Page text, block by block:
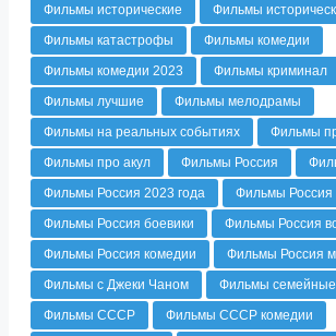
Фильмы исторические
Фильмы
Фильмы катастрофы
Фильмы комедии
Фильмы комедии 2023
Фильмы криминал
Фильмы лучшие
Фильмы мелодрамы
Фильмы на реальных событиях
Фильмы
Фильмы про акул
Фильмы Россия
Фильмы Россия 2023 года
Фильмы Россия
Фильмы Россия боевики
Фильмы Россия
Фильмы Россия комедии
Фильмы Россия
Фильмы с Джеки Чаном
Фильмы семейные
Фильмы СССР
Фильмы СССР комедии